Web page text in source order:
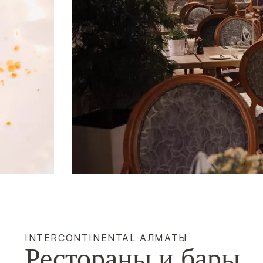
INTERCONTINENTAL АЛМАТЫ